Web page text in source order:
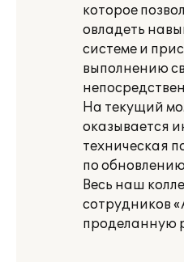
которое
овладеть
системе и
выполнению
На текущий
оказывается
техническая
по
Весь наш
сотрудников
проделанную